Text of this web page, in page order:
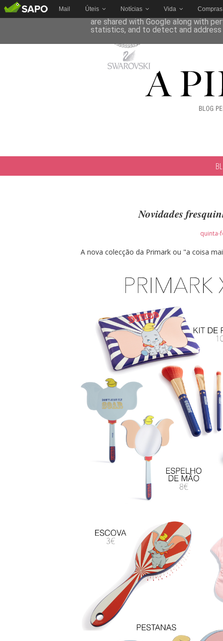
Mail Úteis Notícias Vida Compras
Novidades
quinta-
A nova colecção da Primark ou "a coisa
This site uses cookies from Google
are shared with Google along with
statistics, and to detect and address